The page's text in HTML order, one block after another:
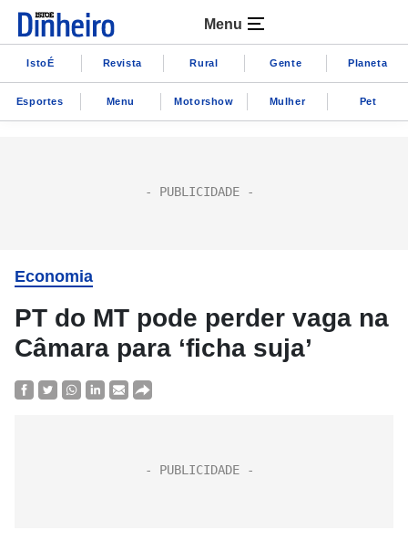
Menu
IstoÉ Revista Rural Gente Planeta
Esportes Menu Motorshow Mulher Pet
Economia
PT do MT pode perder vaga na
Câmara para ‘ficha suja’